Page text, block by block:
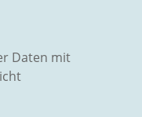
Daten mit